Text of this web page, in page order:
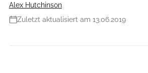
Alex Hutchinson
Zuletzt aktualisiert am 13.06.2019